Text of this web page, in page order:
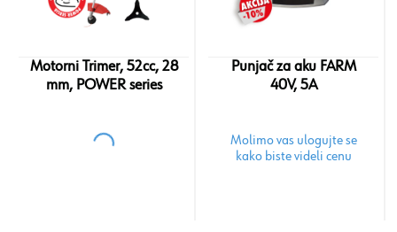
Motorni Trimer, 52cc, 28
mm, POWER series
Punjač za aku FARM
40V, 5A
Molimo vas ulogujte se
kako biste videli cenu